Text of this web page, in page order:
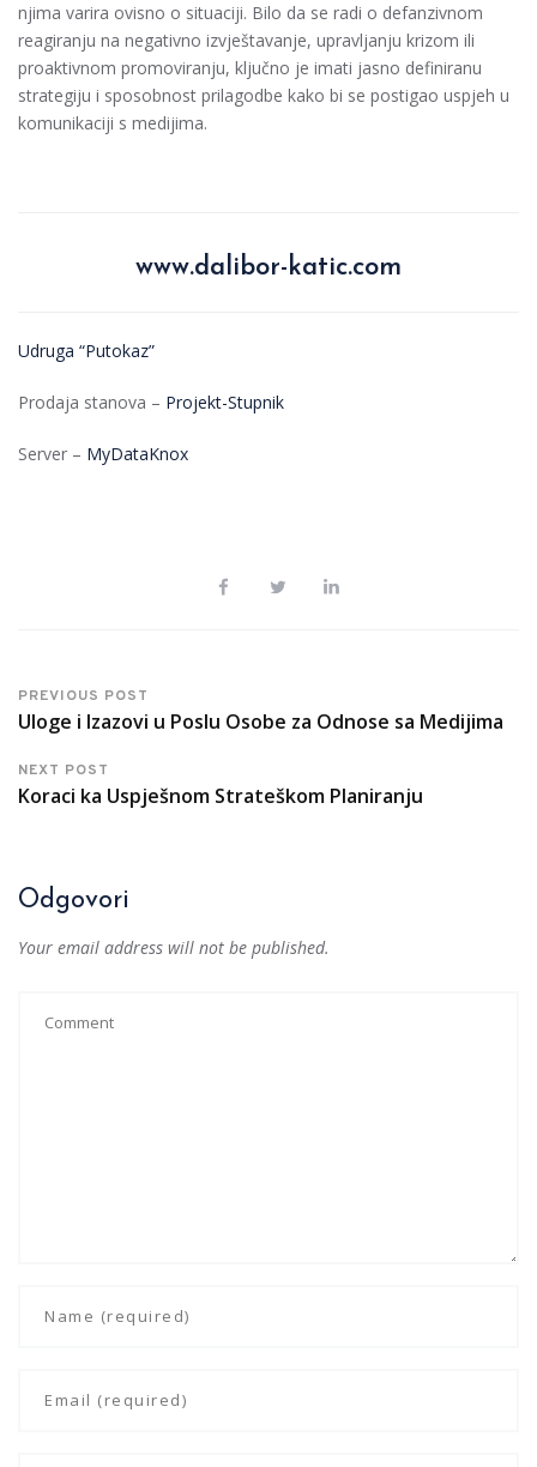
njima varira ovisno o situaciji. Bilo da se radi o defanzivnom
reagiranju na negativno izvještavanje, upravljanju krizom ili
proaktivnom promoviranju, ključno je imati jasno definiranu
strategiju i sposobnost prilagodbe kako bi se postigao uspjeh u
komunikaciji s medijima.
www.dalibor-katic.com
Udruga “Putokaz”
Prodaja stanova – Projekt-Stupnik
Server – MyDataKnox
PREVIOUS POST
Uloge i Izazovi u Poslu Osobe za Odnose sa Medijima
NEXT POST
Koraci ka Uspješnom Strateškom Planiranju
Odgovori
Your email address will not be published.